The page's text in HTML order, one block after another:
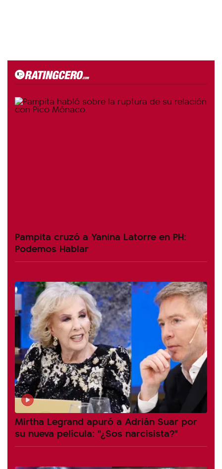
Pampita cruzó a Yanina Latorre en PH:
Podemos Hablar
Mirtha Legrand apuró a Adrián Suar por
su nueva película: "¿Sos narcisista?"